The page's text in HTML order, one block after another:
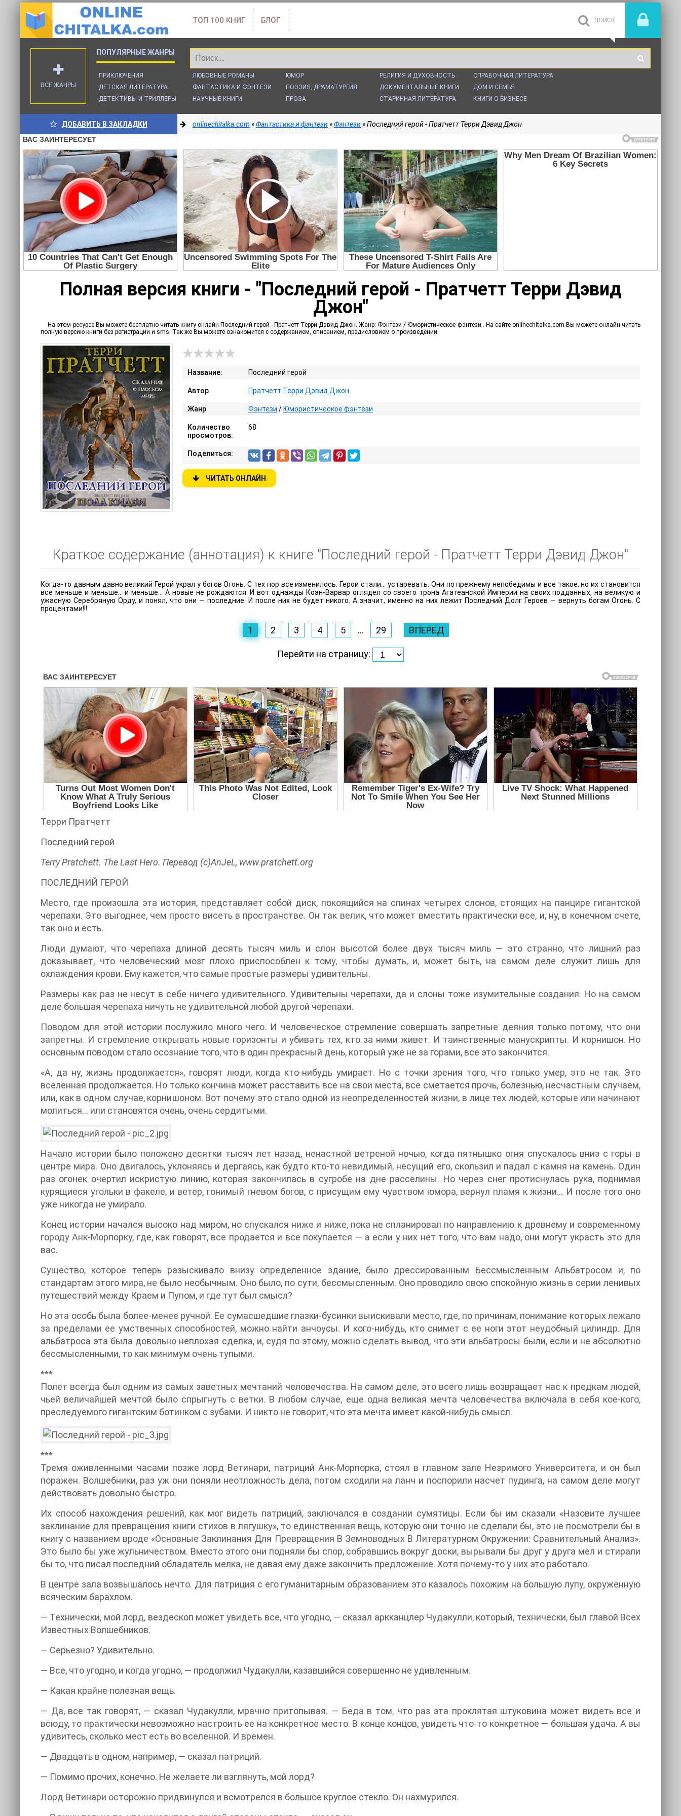
ТОП 100 КНИГ БЛОГ
ПРИКЛЮЧЕНИЯ
ДЕТСКАЯ ЛИТЕРАТУРА
ДЕТЕКТИВЫ И ТРИЛЛЕРЫ
ЛЮБОВНЫЕ РОМАНЫ
ФАНТАСТИКА И ФЭНТЕЗИ
НАУЧНЫЕ КНИГИ
ЮМОР
ПОЭЗИЯ, ДРАМАТУРГИЯ
ПРОЗА
РЕЛИГИЯ И ДУХОВНОСТЬ
ДОКУМЕНТАЛЬНЫЕ КНИГИ
СТАРИННАЯ ЛИТЕРАТУРА
СПРАВОЧНАЯ ЛИТЕРАТУРА
ДОМ И СЕМЬЯ
КНИГИ О БИЗНЕСЕ
ВСЕ ЖАНРЫ
ДОБАВИТЬ В ЗАКЛАДКИ onlinechitalka.com »Фантастика и фэнтези»Фэнтези» Последний герой - Пратчетт Терри Дэвид Джон
Полная версия книги - "Последний герой - Пратчетт Терри Дэвид
Джон"
На этом ресурсе Вы можете бесплатно читать книгу онлайн Последний герой - Пратчетт Терри Дэвид Джон. Жанр: Фэнтези / Юмористическое фэнтези . На сайте onlinechitalka.com Вы можете онлайн читать
полную версию книги без регистрации и sms. Так же Вы можете ознакомится с содержанием, описанием, предисловием о произведении
Название: Последний герой
Автор Пратчетт Терри Дэвид Джон
Жанр Фэнтези / Юмористическое фэнтези
Количество
просмотров:
68
Поделиться:
ЧИТАТЬ ОНЛАЙН
Краткое содержание (аннотация) к книге "Последний герой - Пратчетт Терри Дэвид Джон"
Когда-то давным давно великий Герой украл у богов Огонь. С тех пор все изменилось. Герои стали… устаревать. Они по прежнему непобедимы и все такое, но их становится
все меньше и меньше… и меньше… А новые не рождаются. И вот однажды Коэн-Варвар оглядел со своего трона Агатеанской Империи на своих подданных, на великую и
ужасную Серебряную Орду, и понял, что они — последние. И после них не будет никого. А значит, именно на них лежит Последний Долг Героев — вернуть богам Огонь. С
процентами!!!
1 2 3 4 5 ... 29 ВПЕРЕД
Перейти на страницу:
Терри Пратчетт
Последний герой
Terry Pratchett. The Last Hero. Перевод (c)AnJeL, www.pratchett.org
ПОСЛЕДНИЙ ГЕРОЙ
Место, где произошла эта история, представляет собой диск, покоящийся на спинах четырех слонов, стоящих на панцире гигантской
черепахи. Это выгоднее, чем просто висеть в пространстве. Он так велик, что может вместить практически все, и, ну, в конечном счете,
так оно и есть.
Люди думают, что черепаха длиной десять тысяч миль и слон высотой более двух тысяч миль — это странно, что лишний раз
доказывает, что человеческий мозг плохо приспособлен к тому, чтобы думать, и, может быть, на самом деле служит лишь для
охлаждения крови. Ему кажется, что самые простые размеры удивительны.
Размеры как раз не несут в себе ничего удивительного. Удивительны черепахи, да и слоны тоже изумительные создания. Но на самом
деле большая черепаха ничуть не удивительной любой другой черепахи.
Поводом для этой истории послужило много чего. И человеческое стремление совершать запретные деяния только потому, что они
запретны. И стремление открывать новые горизонты и убивать тех, кто за ними живет. И таинственные манускрипты. И корнишон. Но
основным поводом стало осознание того, что в один прекрасный день, который уже не за горами, все это закончится.
«А, да ну, жизнь продолжается», говорят люди, когда кто-нибудь умирает. Но с точки зрения того, что только умер, это не так. Это
вселенная продолжается. Но только кончина может расставить все на свои места, все сметается прочь, болезнью, несчастным случаем,
или, как в одном случае, корнишоном. Вот почему это стало одной из неопределенностей жизни, в лице тех людей, которые или начинают
молиться… или становятся очень, очень сердитыми.
Начало истории было положено десятки тысяч лет назад, ненастной ветреной ночью, когда пятнышко огня спускалось вниз с горы в
центре мира. Оно двигалось, уклоняясь и дергаясь, как будто кто-то невидимый, несущий его, скользил и падал с камня на камень. Один
раз огонек очертил искристую линию, которая закончилась в сугробе на дне расселины. Но через снег протиснулась рука, поднимая
курящиеся угольки в факеле, и ветер, гонимый гневом богов, с присущим ему чувством юмора, вернул пламя к жизни… И после того оно
уже никогда не умирало.
Конец истории начался высоко над миром, но спускался ниже и ниже, пока не спланировал по направлению к древнему и современному
городу Анк-Морпорку, где, как говорят, все продается и все покупается — а если у них нет того, что вам надо, они могут украсть это для
вас.
Существо, которое теперь разыскивало внизу определенное здание, было дрессированным Бессмысленным Альбатросом и, по
стандартам этого мира, не было необычным. Оно было, по сути, бессмысленным. Оно проводило свою спокойную жизнь в серии ленивых
путешествий между Краем и Пупом, и где тут был смысл?
Но эта особь была более-менее ручной. Ее сумасшедшие глазки-бусинки выискивали место, где, по причинам, понимание которых лежало
за пределами ее умственных способностей, можно найти анчоусы. И кого-нибудь, кто снимет с ее ноги этот неудобный цилиндр. Для
альбатроса эта была довольно неплохая сделка, и, судя по этому, можно сделать вывод, что эти альбатросы были, если и не абсолютно
бессмысленными, то как минимум очень тупыми.
***
Полет всегда был одним из самых заветных мечтаний человечества. На самом деле, это всего лишь возвращает нас к предкам людей,
чьей величайшей мечтой было спрыгнуть с ветки. В любом случае, еще одна великая мечта человечества включала в себя кое-кого,
преследуемого гигантским ботинком с зубами. И никто не говорит, что эта мечта имеет какой-нибудь смысл.
***
Тремя оживленными часами позже лорд Ветинари, патриций Анк-Морпорка, стоял в главном зале Незримого Университета, и он был
поражен. Волшебники, раз уж они поняли неотложность дела, потом сходили на ланч и поспорили насчет пудинга, на самом деле могут
действовать довольно быстро.
Их способ нахождения решений, как мог видеть патриций, заключался в создании сумятицы. Если бы им сказали «Назовите лучшее
заклинание для превращения книги стихов в лягушку», то единственная вещь, которую они точно не сделали бы, это не посмотрели бы в
книгу с названием вроде «Основные Заклинания Для Превращения В Земноводных В Литературном Окружении: Сравнительный Анализ».
Это было бы уже жульничеством. Вместо этого они подняли бы спор, собравшись вокруг доски, вырывали бы друг у друга мел и стирали
бы то, что писал последний обладатель мелка, не давая ему даже закончить предложение. Хотя почему-то у них это работало.
В центре зала возвышалось нечто. Для патриция с его гуманитарным образованием это казалось похожим на большую лупу, окруженную
всяческим барахлом.
— Технически, мой лорд, вездескоп может увидеть все, что угодно, — сказал аркканцлер Чудакулли, который, технически, был главой Всех
Известных Волшебников.
— Серьезно? Удивительно.
— Все, что угодно, и когда угодно, — продолжил Чудакулли, казавшийся совершенно не удивленным.
— Какая крайне полезная вещь.
— Да, все так говорят, — сказал Чудакулли, мрачно притопывая. — Беда в том, что раз эта проклятая штуковина может видеть все и
всюду, то практически невозможно настроить ее на конкретное место. В конце концов, увидеть что-то конкретное — большая удача. А вы
удивитесь, сколько мест есть во вселенной. И времен.
— Двадцать в одном, например, — сказал патриций.
— Помимо прочих, конечно. Не желаете ли взглянуть, мой лорд?
Лорд Ветинари осторожно придвинулся и всмотрелся в большое круглое стекло. Он нахмурился.